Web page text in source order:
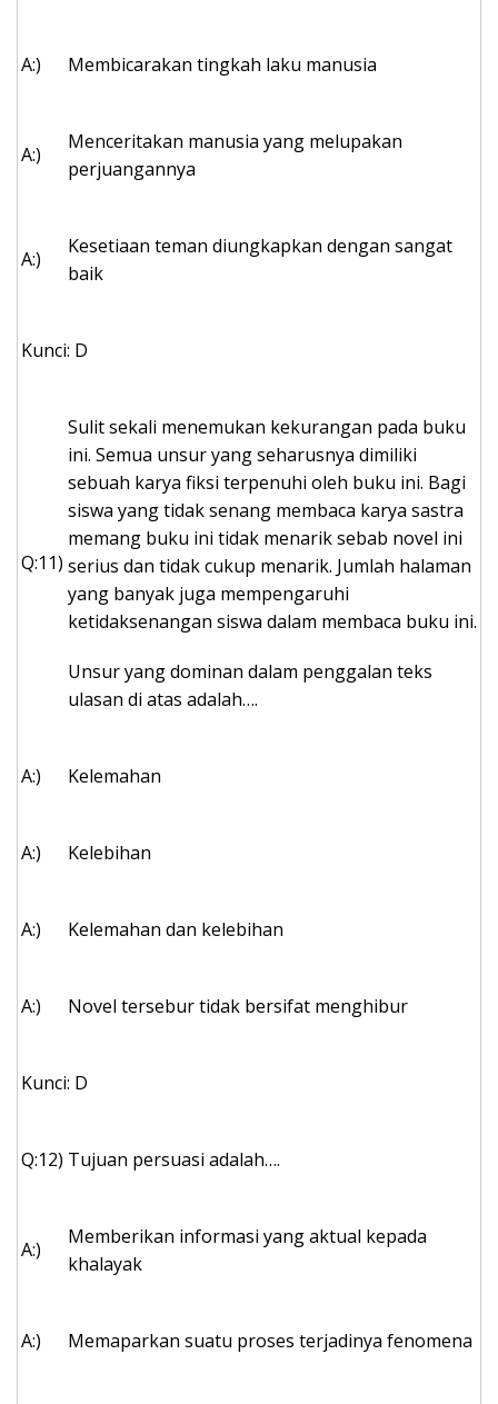
A:) Membicarakan tingkah laku manusia
A:)
Menceritakan manusia yang melupakan
perjuangannya
A:)
Kesetiaan teman diungkapkan dengan sangat
baik
Kunci: D
Q:11)
Sulit sekali menemukan kekurangan pada buku
ini. Semua unsur yang seharusnya dimiliki
sebuah karya fiksi terpenuhi oleh buku ini. Bagi
siswa yang tidak senang membaca karya sastra
memang buku ini tidak menarik sebab novel ini
serius dan tidak cukup menarik. Jumlah halaman
yang banyak juga mempengaruhi
ketidaksenangan siswa dalam membaca buku ini.
Unsur yang dominan dalam penggalan teks
ulasan di atas adalah….
A:) Kelemahan
A:) Kelebihan
A:) Kelemahan dan kelebihan
A:) Novel tersebur tidak bersifat menghibur
Kunci: D
Q:12) Tujuan persuasi adalah….
A:)
Memberikan informasi yang aktual kepada
khalayak
A:) Memaparkan suatu proses terjadinya fenomena